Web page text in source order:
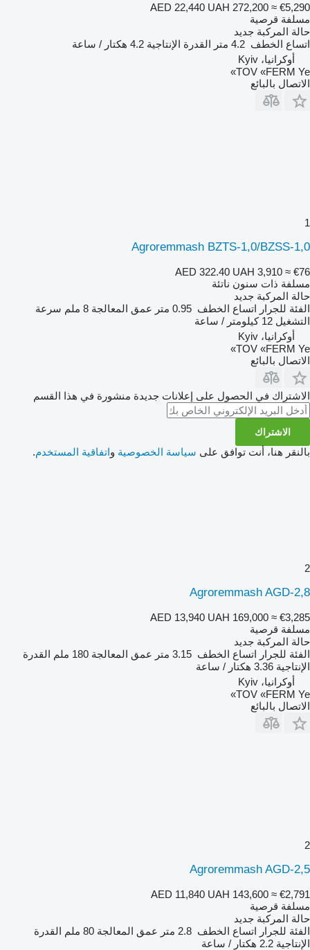
AED 22,440 UAH 272,200 ≈ €5,290
مسلفة قرصية
حالة المركبة جديد
اتساع الخطف 4.2 متر القدرة الإنتاجية 4.2 هكتار / ساعة
أوكرانيا، Kyiv
TOV «FERM Ye»
الاتصال بالبائع
1
Agroremmash BZTS-1,0/BZSS-1,0
AED 322.40 UAH 3,910 ≈ €76
مسلفة ذات سنون ناتئة
حالة المركبة جديد
الفئة للجرار اتساع الخطف 0.95 متر عمق المعالجة 8 ملم
سرعة
التشغيل 12 كيلومتر / ساعة
أوكرانيا، Kyiv
TOV «FERM Ye»
الاتصال بالبائع
الاشتراك في الحصول على إعلانات جديدة منشورة في هذا القسم
الاشتراك
بالنقر هنا، أنت توافق على سياسة الخصوصية واتفاقية المستخدم.
2
Agroremmash AGD-2,8
AED 13,940 UAH 169,000 ≈ €3,285
مسلفة قرصية
حالة المركبة جديد
الفئة للجرار اتساع الخطف 3.15 متر عمق المعالجة 180 ملم
القدرة
الإنتاجية 3.36 هكتار / ساعة
أوكرانيا، Kyiv
TOV «FERM Ye»
الاتصال بالبائع
2
Agroremmash AGD-2,5
AED 11,840 UAH 143,600 ≈ €2,791
مسلفة قرصية
حالة المركبة جديد
الفئة للجرار اتساع الخطف 2.8 متر عمق المعالجة 80 ملم
القدرة
الإنتاجية 2.2 هكتار / ساعة